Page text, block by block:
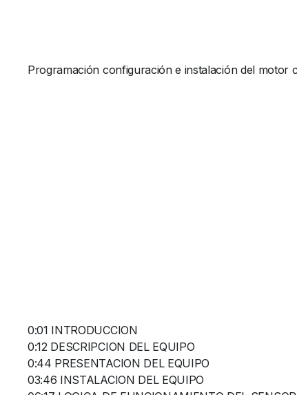
Programación configuración e instalación del motor
0:01 INTRODUCCION
0:12 DESCRIPCION DEL EQUIPO
0:44 PRESENTACION DEL EQUIPO
03:46 INSTALACION DEL EQUIPO